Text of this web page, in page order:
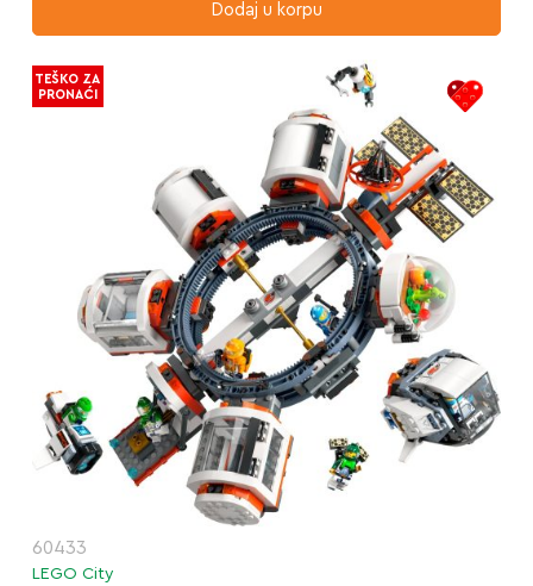
Dodaj u korpu
60433
LEGO City
TEŠKO ZA
PRONAĆI